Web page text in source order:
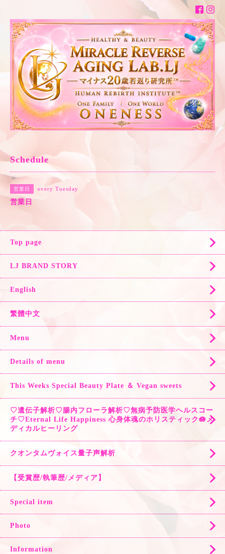
Schedule
営業日 every Tuesday
営業日
Top page
LJ BRAND STORY
English
繁體中文
Menu
Details of menu
This Weeks Special Beauty Plate ＆ Vegan sweets
♡遺伝子解析♡腸内フローラ解析♡無病予防医学ヘルスコー
チ♡Eternal Life Happiness 心身体魂のホリスティック🪷メ
ディカルヒーリング
クオンタムヴォイス量子声解析
【受賞歴/執筆歴/メディア】
Special item
Photo
Information